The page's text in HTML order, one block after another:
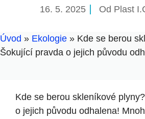
16. 5. 2025 Od Plast
Úvod » Ekologie » Kde se berou
Šokující pravda o jejich původu
Kde se berou skleníkové
o jejich původu odhalena!